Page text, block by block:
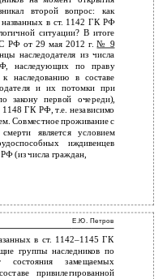
второй вопрос: как
названных в ст. 1142 ГК РФ
ситуации? В итоге
РФ от 29 мая 2012 г.№ 9
наследодателя из числа
наследующих по праву
наследованию в составе
и их потомки при
закону первой очереди),
ГК РФ, т.е. независимо
Совместное проживание с
является условием
иждивенцев
(из числа граждан,
Е.Ю. Петров
в ст. 1142–1145 ГК
группы наследников по
состояния замещаемых
привилегированной